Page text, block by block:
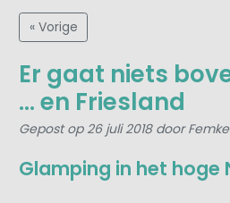
« Vorige
Er gaat niets
… en Friesland
Gepost op 26 juli 2018 door Femke
Glamping in het hoge